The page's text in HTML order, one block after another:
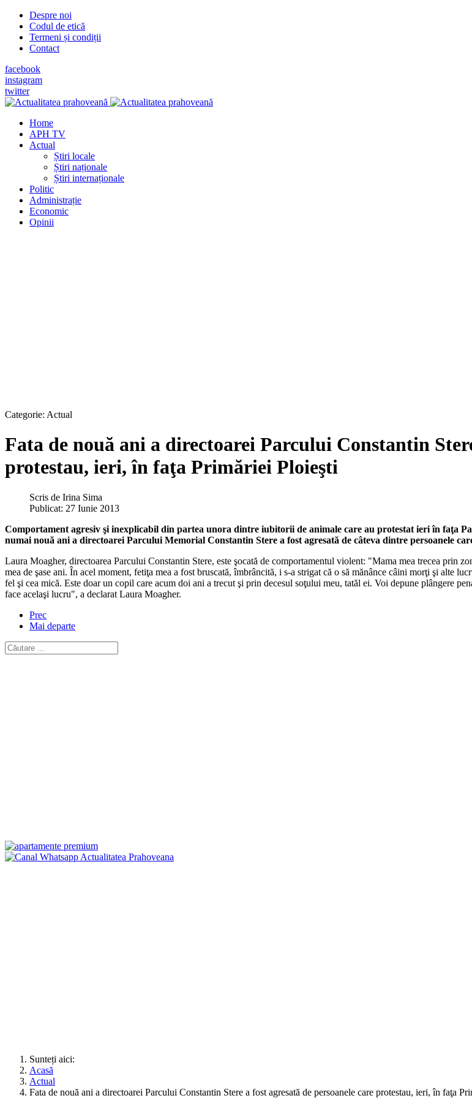
Despre noi
Codul de etică
Termeni și condiții
Contact
facebook
instagram
twitter
Home
APH TV
Actual
Știri locale
Știri naționale
Știri internaționale
Politic
Administrație
Economic
Opinii
Categorie: Actual
Fata de nouă ani a directoarei Parcului Constantin
protestau, ieri, în faţa Primăriei Ploieşti
Scris de Irina Sima
Publicat: 27 Iunie 2013
Comportament agresiv şi inexplicabil din partea unora dintre iubitorii de animale care au protestat ieri în faţa
numai nouă ani a directoarei Parcului Memorial Constantin Stere a fost agresată de câteva dintre persoanele
Laura Moagher, directoarea Parcului Constantin Stere, este şocată de comportamentul violent: "Mama mea trecea prin
mea de şase ani. În acel moment, fetiţa mea a fost bruscată, îmbrâncită, i s-a strigat că o să mănânce câini morţi şi alte
fel şi cea mică. Este doar un copil care acum doi ani a trecut şi prin decesul soţului meu, tatăl ei. Voi depune plângere
face acelaşi lucru", a declarat Laura Moagher.
Prec
Mai departe
Sunteți aici:
Acasă
Actual
Fata de nouă ani a directoarei Parcului Constantin Stere a fost agresată de persoanele care protestau, ieri, în faţa